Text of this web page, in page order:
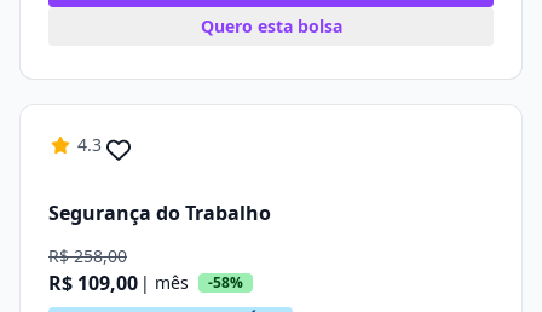
Quero esta bolsa
4.3
Segurança do Trabalho
R$ 258,00
R$ 109,00 | mês -58%